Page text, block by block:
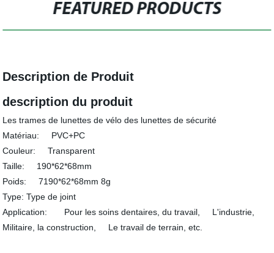
FEATURED PRODUCTS
Description de Produit
description du produit
Les trames de lunettes de vélo des lunettes de sécurité
Matériau: PVC+PC
Couleur: Transparent
Taille: 190*62*68mm
Poids: 7190*62*68mm 8g
Type: Type de joint
Application: Pour les soins dentaires, du travail, L'industrie,
Militaire, la construction, Le travail de terrain, etc.